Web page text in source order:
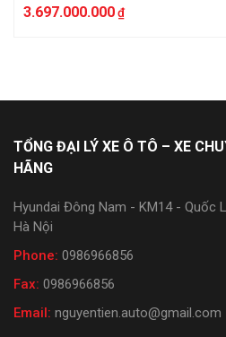
3.697.000.000
TỔNG ĐẠI LÝ XE Ô TÔ – XE
HÃNG
Hyundai Đông Nam - KM14 - Quốc
Hà Nội
Phone: 0986966856
Fax: 0986966856
Email: nguyentien.auto@gmail.com